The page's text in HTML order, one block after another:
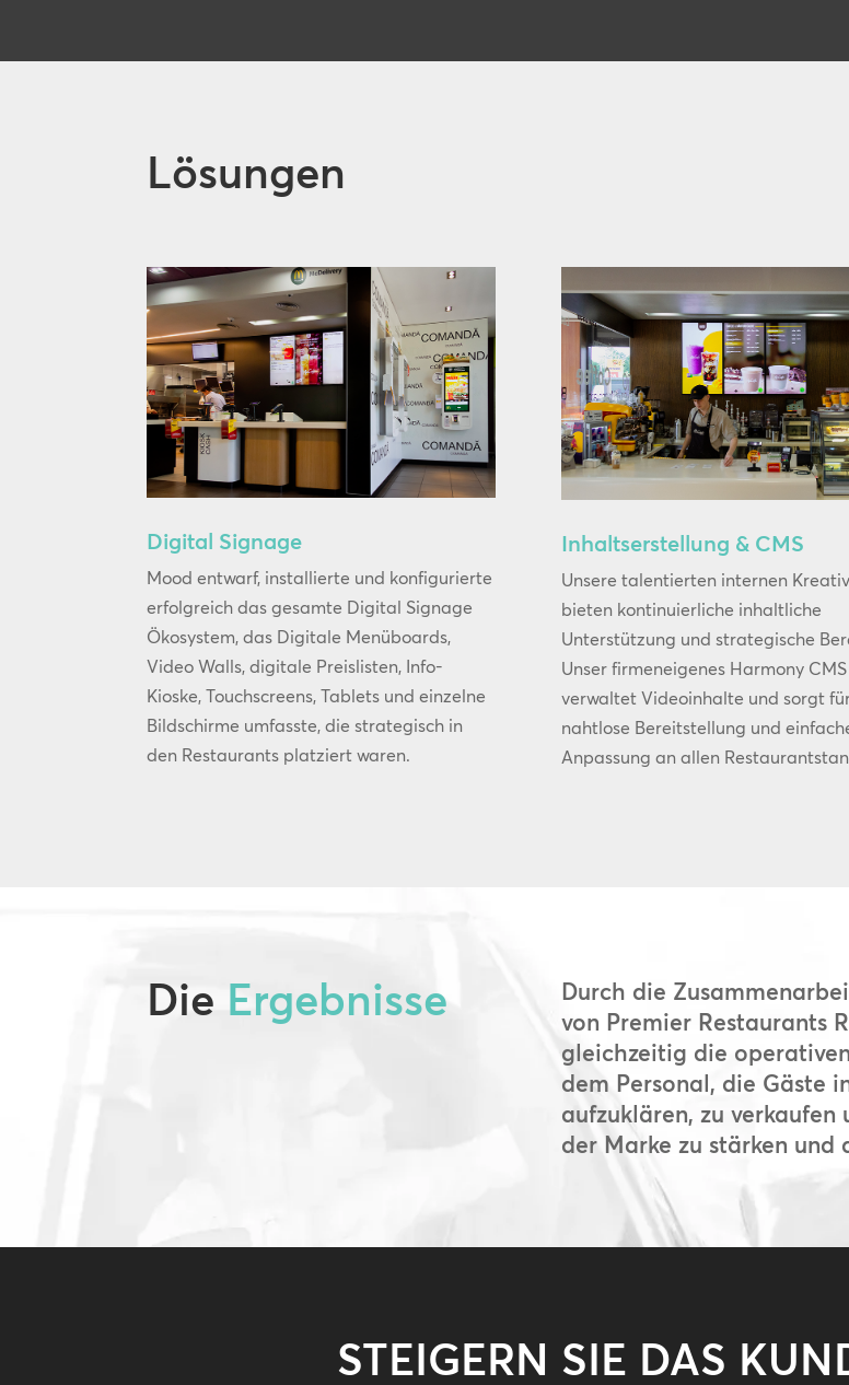
Lösungen
Digital Signage
Mood entwarf, installierte und konfigurierte
erfolgreich das gesamte Digital Signage
Ökosystem, das Digitale Menüboards,
Video Walls, digitale Preislisten, Info-
Kioske, Touchscreens, Tablets und einzelne
Bildschirme umfasste, die strategisch in
den Restaurants platziert waren.
Inhaltserstellung & CMS
Unsere talentierten internen
bieten kontinuierliche inhaltliche
Unterstützung und strategische
Unser firmeneigenes Harmony CMS
verwaltet Videoinhalte und sorgt
nahtlose Bereitstellung und
Anpassung an allen
Die Ergebnisse
Durch die
von Premier Restaurants
gleichzeitig die
dem Personal, die Gäste
aufzuklären, zu
der Marke zu stärken und
STEIGERN SIE DAS